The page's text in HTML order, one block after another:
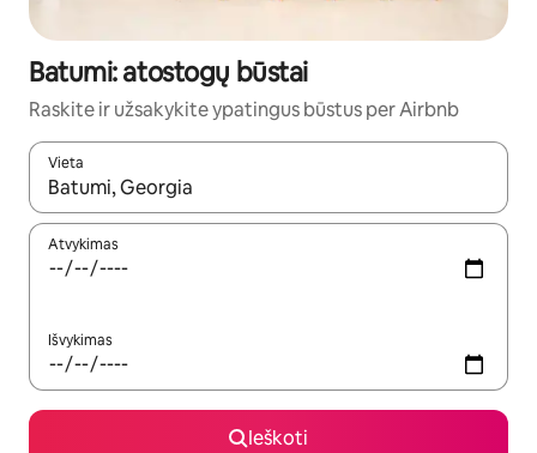
Batumi: atostogų būstai
Raskite ir užsakykite ypatingus būstus per Airbnb
Vieta
Kai pasirodys paieškos rezultatai, juos naršyti galite
Atvykimas
Išvykimas
Ieškoti